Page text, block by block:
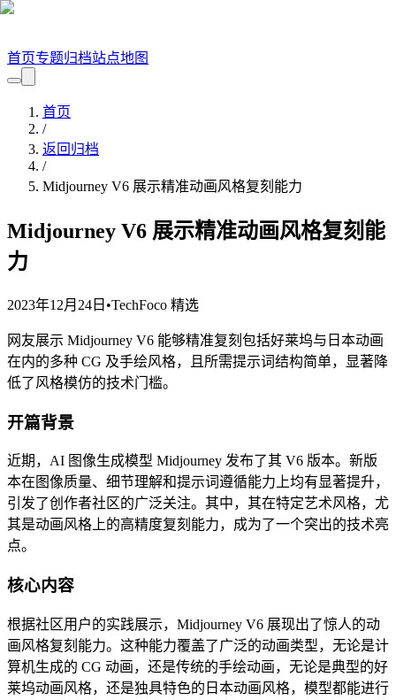
首页专题归档站点地图
首页
/
返回归档
/
Midjourney V6 展示精准动画风格复刻能力
Midjourney V6 展示精准动画风格复刻能
力
2023年12月24日 •TechFoco 精选
网友展示 Midjourney V6 能够精准复刻包括好莱坞与日本动画
在内的多种 CG 及手绘风格，且所需提示词结构简单，显著降
低了风格模仿的技术门槛。
开篇背景
近期，AI 图像生成模型 Midjourney 发布了其 V6 版本。新版
本在图像质量、细节理解和提示词遵循能力上均有显著提升，
引发了创作者社区的广泛关注。其中，其在特定艺术风格，尤
其是动画风格上的高精度复刻能力，成为了一个突出的技术亮
点。
核心内容
根据社区用户的实践展示，Midjourney V6 展现出了惊人的动
画风格复刻能力。这种能力覆盖了广泛的动画类型，无论是计
算机生成的 CG 动画，还是传统的手绘动画，无论是典型的好
莱坞动画风格，还是独具特色的日本动画风格，模型都能进行